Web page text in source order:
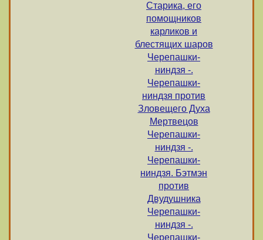
Старика, его
помощников
карликов и
блестящих шаров
Черепашки-
ниндзя -.
Черепашки-
ниндзя против
Зловещего Духа
Мертвецов
Черепашки-
ниндзя -.
Черепашки-
ниндзя. Бэтмэн
против
Двудушника
Черепашки-
ниндзя -.
Черепашки-